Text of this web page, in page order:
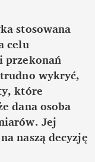
stosowana
celu
przekonań
wykryć,
które
dana osoba
Jej
naszą decyzję